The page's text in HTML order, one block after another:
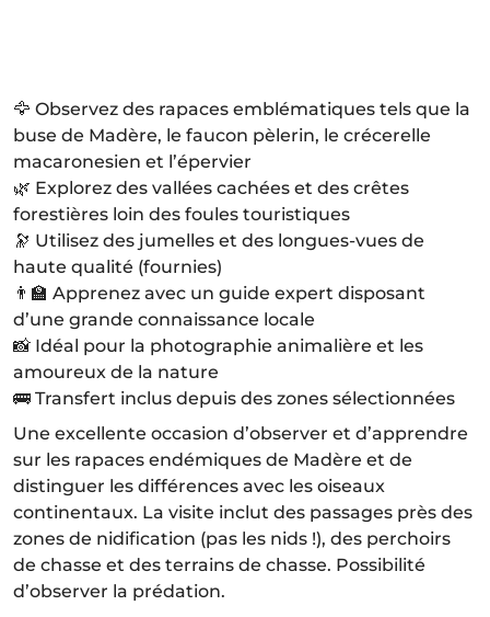
🦅 Observez des rapaces emblématiques tels que la
buse de Madère, le faucon pèlerin, le crécerelle
macaronesien et l’épervier
🌿 Explorez des vallées cachées et des crêtes
forestières loin des foules touristiques
🔭 Utilisez des jumelles et des longues-vues de
haute qualité (fournies)
👨‍🏫 Apprenez avec un guide expert disposant
d’une grande connaissance locale
📸 Idéal pour la photographie animalière et les
amoureux de la nature
🚌 Transfert inclus depuis des zones sélectionnées
Une excellente occasion d’observer et d’apprendre
sur les rapaces endémiques de Madère et de
distinguer les différences avec les oiseaux
continentaux. La visite inclut des passages près des
zones de nidification (pas les nids !), des perchoirs
de chasse et des terrains de chasse. Possibilité
d’observer la prédation.